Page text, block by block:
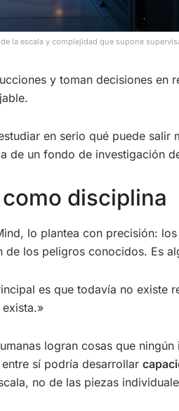
la escala y complejidad que supone
y toman decisiones en
en serio qué puede salir
de un fondo de investigación
disciplina
lo plantea con precisión:
los peligros conocidos. Es
es que todavía no existe
logran cosas que
sí podría desarrollar
no de las piezas